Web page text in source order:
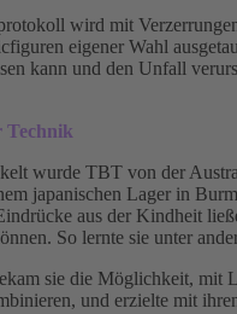
wird mit
eigener Wahl
kann und den Unfall
Technik
wurde TBT von der
japanischen Lager in
aus der Kindheit
So lernte sie unter
sie die Möglichkeit, mit
und erzielte mit